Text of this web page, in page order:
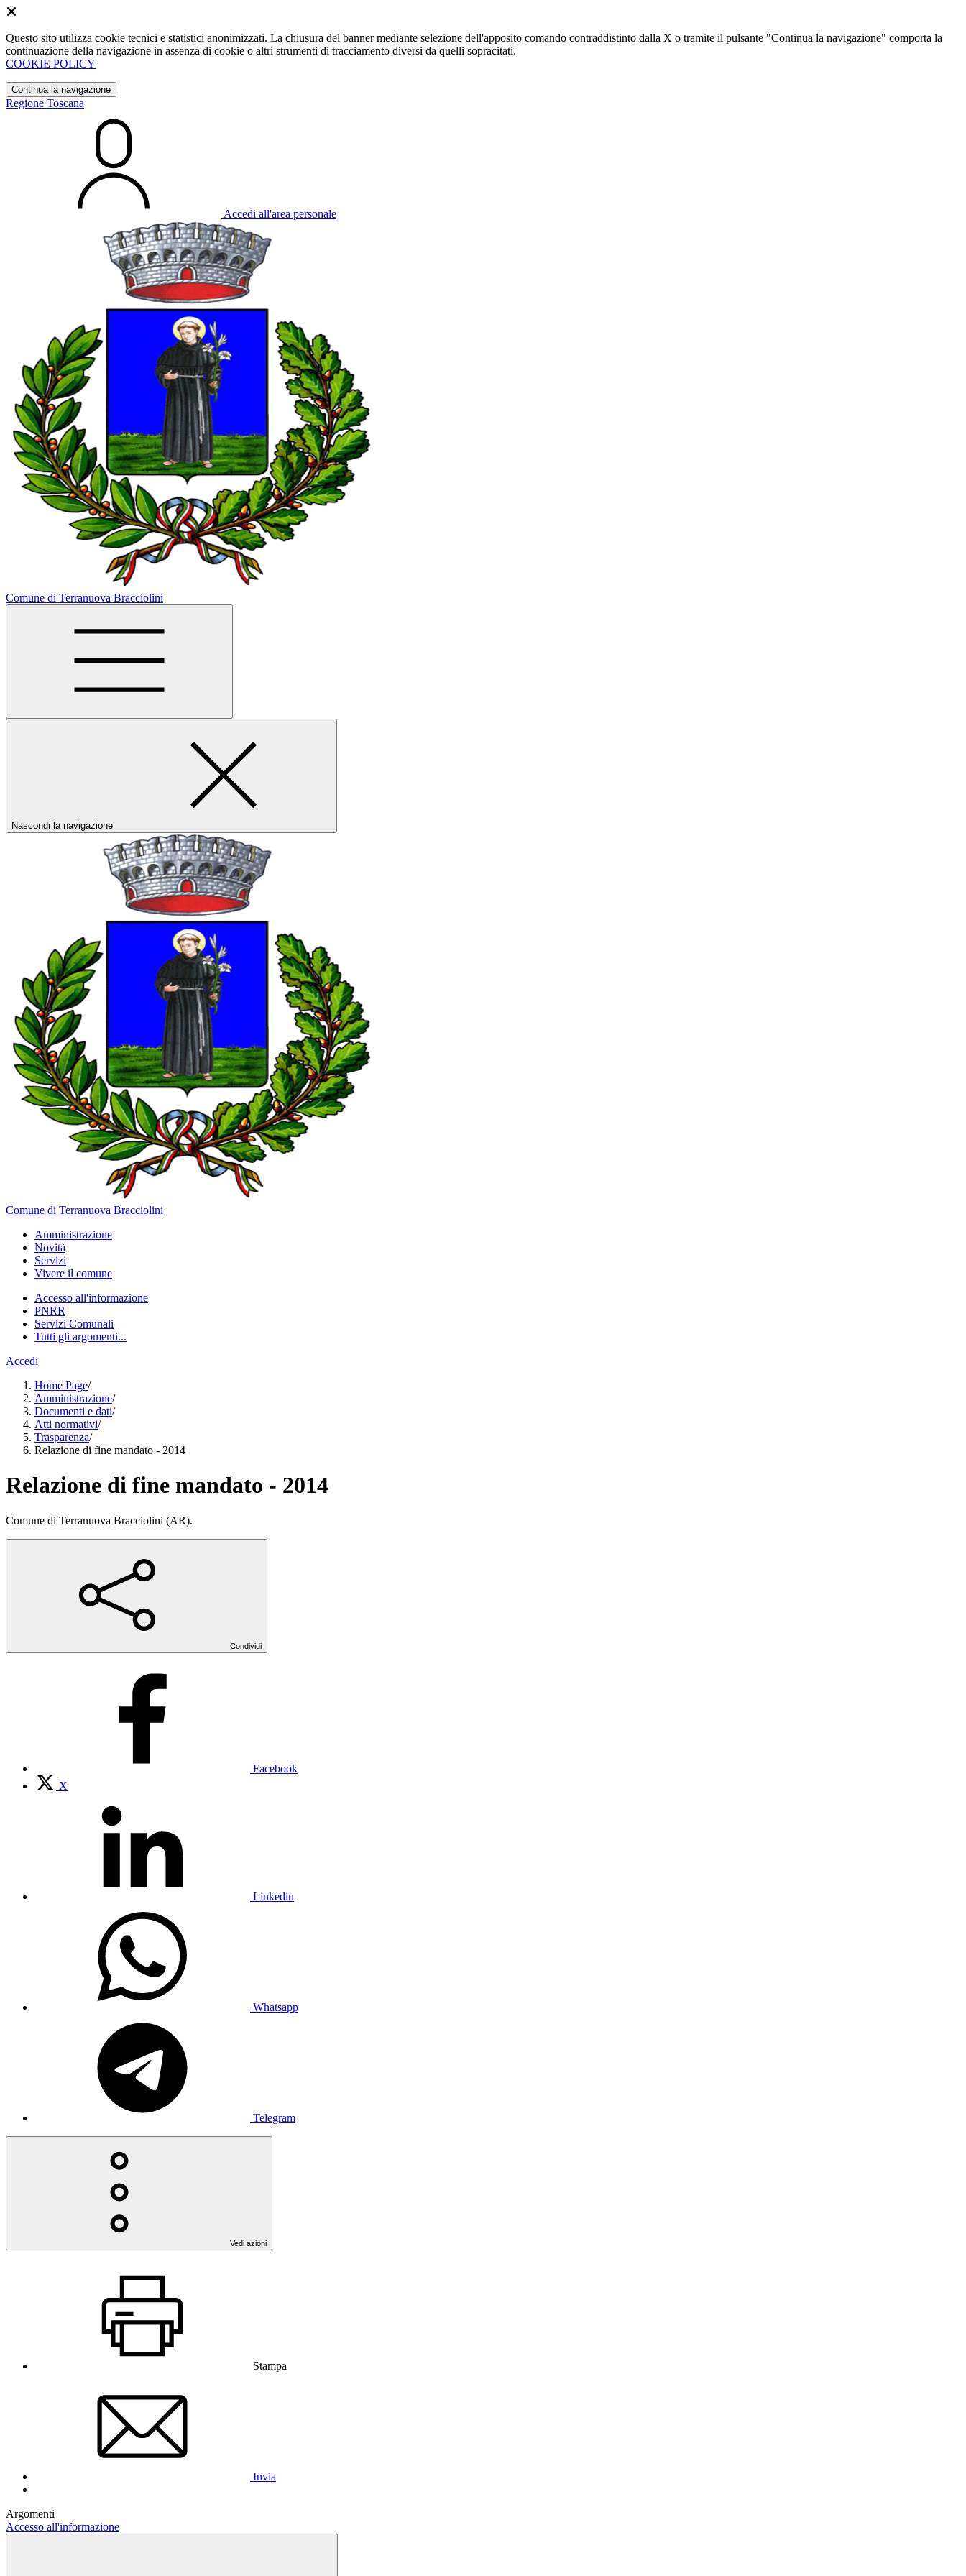
Questo sito utilizza cookie tecnici e statistici anonimizzati. La chiusura del banner mediante selezione dell'apposito comando contraddistinto dalla X o tramite il pulsante "Continua la navigazione" comporta la
continuazione della navigazione in assenza di cookie o altri strumenti di tracciamento diversi da quelli sopracitati.
COOKIE POLICY
Continua la navigazione
Regione Toscana
Accedi all'area personale
Comune di Terranuova Bracciolini
Nascondi la navigazione
Comune di Terranuova Bracciolini
Amministrazione
Novità
Servizi
Vivere il comune
Accesso all'informazione
PNRR
Servizi Comunali
Tutti gli argomenti...
Accedi
Home Page/
Amministrazione/
Documenti e dati/
Atti normativi/
Trasparenza/
Relazione di fine mandato - 2014
Relazione di fine mandato - 2014
Comune di Terranuova Bracciolini (AR).
Condividi
Facebook
X
Linkedin
Whatsapp
Telegram
Vedi azioni
Stampa
Invia
Argomenti
Accesso all'informazione